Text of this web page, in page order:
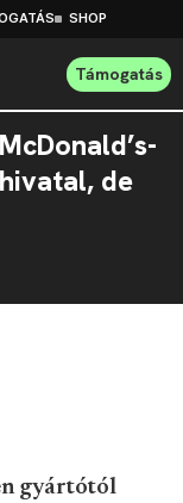
SHOP
Támogatás
de
gyártótól